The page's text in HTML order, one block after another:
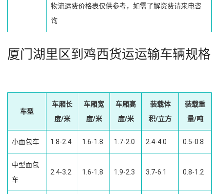
物流运费价格表仅供参考，如需了解资费请来电咨
询
厦门湖里区到鸡西货运运输车辆规格
车型
车厢长
度/米
车厢宽
度/米
车厢高
度/米
装载体
积/立方
装载重
量/吨
小面包车 1.8-2.4 1.6-1.8 1.7-2.0 2.4-4.0 0.5-0.8
中型面包
车
2.4-3.2 1.6-1.8 1.9-2.3 3.7-6.1 0.8-1.2